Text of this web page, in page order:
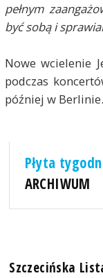
pełnym
być sobą i
Nowe wcielenie
podczas
później w Berlinie.
Płyta
ARCHIWUM
Szczecińska